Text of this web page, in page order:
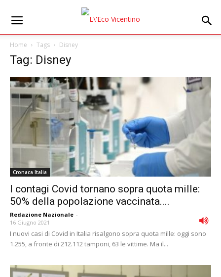
Home Tags Disney
Tag: Disney
Cronaca Italia
I contagi Covid tornano sopra quota mille:
50% della popolazione vaccinata....
Redazione Nazionale -
16 Giugno 2021
I nuovi casi di Covid in Italia risalgono sopra quota mille: oggi sono
1.255, a fronte di 212.112 tamponi, 63 le vittime. Ma il...